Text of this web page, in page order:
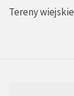
Tereny wiejskie